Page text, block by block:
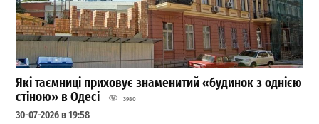
Які таємниці приховує знаменитий «будинок з однією
стіною» в Одесі
3980
30-07-2026 в 19:58